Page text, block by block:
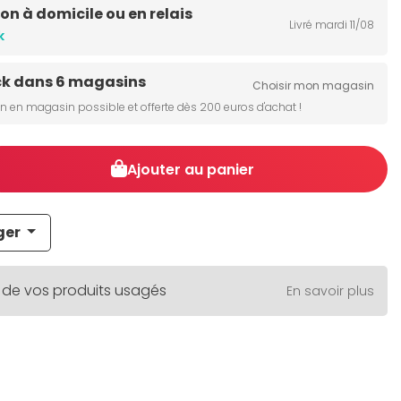
à domicile ou en relais
Livré mardi 11/08
dans 6 magasins
Choisir mon magasin
en magasin possible et offerte dès 200 euros d'achat !
Ajouter au panier
de vos produits usagés En savoir plus